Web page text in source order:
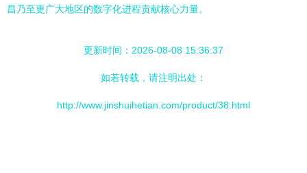
昌乃至更广大地区的数字化进程贡献核心力量。
更新时间：2026-08-08 15:36:37
如若转载，请注明出处：
http://www.jinshuihetian.com/product/38.html